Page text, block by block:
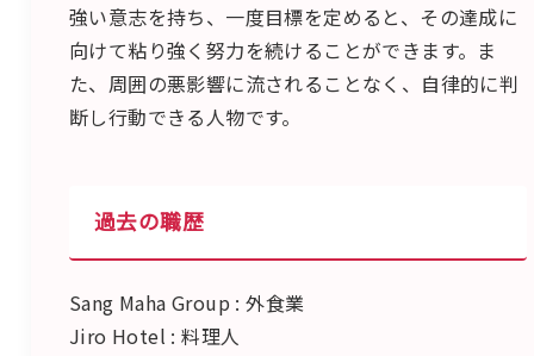
強い意志を持ち、一度目標を定めると、その達成に
向けて粘り強く努力を続けることができます。ま
た、周囲の悪影響に流されることなく、自律的に判
断し行動できる人物です。
過去の職歴
Sang Maha Group : 外食業
Jiro Hotel : 料理人